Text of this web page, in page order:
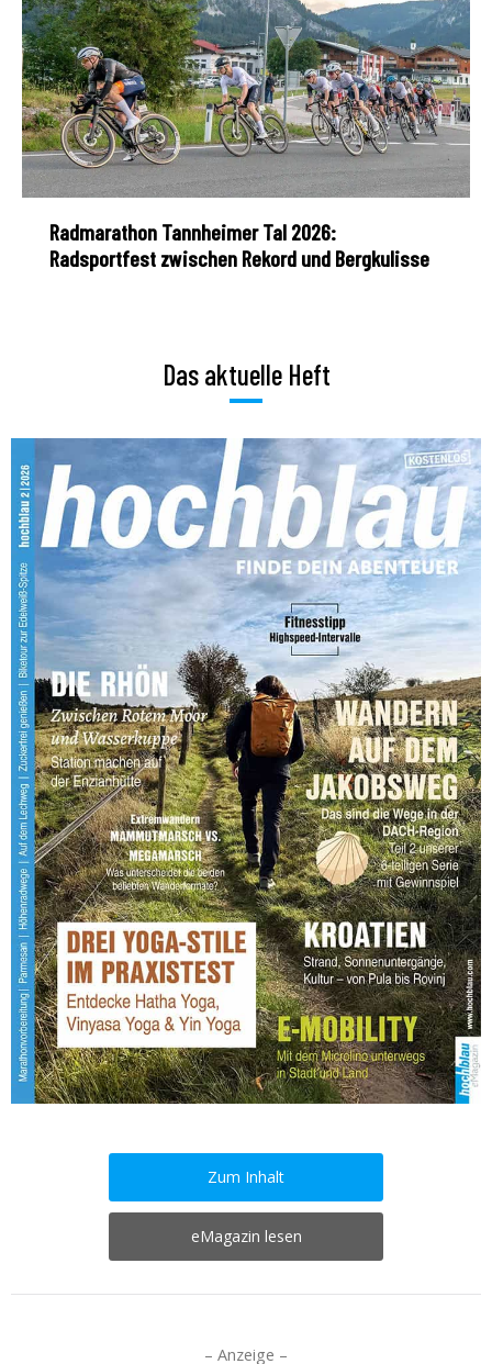
Radmarathon Tannheimer Tal 2026:
Radsportfest zwischen Rekord und Bergkulisse
Das aktuelle Heft
Zum Inhalt
eMagazin lesen
– Anzeige –